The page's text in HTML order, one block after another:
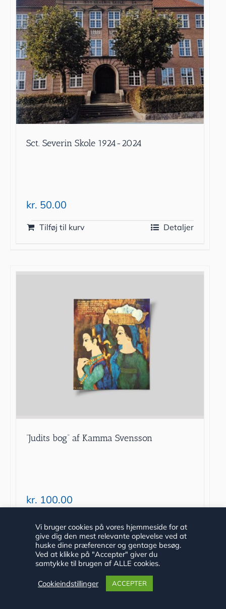
Sct. Severin Skole 1924-2024
kr. 50.00
Tilføj til kurv Detaljer
”Judits bog” af Kamma Svensson
kr. 100.00
Tilføj til kurv Detaljer
Vi bruger cookies på vores hjemmeside for at
give dig den mest relevante oplevelse ved at
huske dine præferencer og gentage besøg.
Ved at klikke på "Accepter" giver du
samtykke til brugen af ALLE cookies.
Cookieindstillinger ACCEPTER